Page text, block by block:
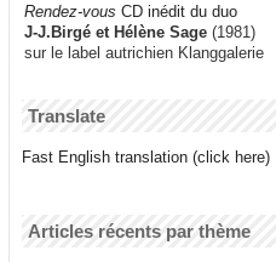
Rendez-vous CD inédit du duo
J-J.Birgé et Hélène Sage (1981)
sur le label autrichien Klanggalerie
Translate
Fast English translation (click here)
Articles récents par thème